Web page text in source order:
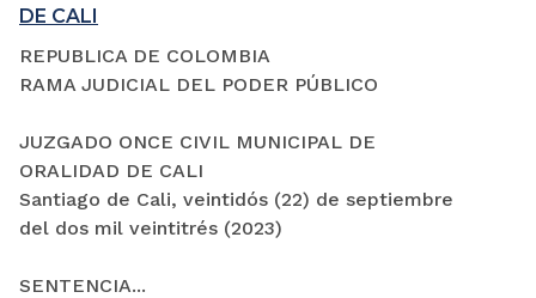
DE CALI
REPUBLICA DE COLOMBIA
RAMA JUDICIAL DEL PODER PÚBLICO
JUZGADO ONCE CIVIL MUNICIPAL DE
ORALIDAD DE CALI
Santiago de Cali, veintidós (22) de septiembre
del dos mil veintitrés (2023)
SENTENCIA...